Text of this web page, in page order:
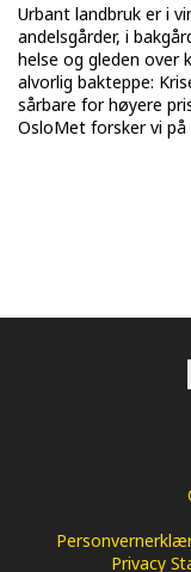
Urbant landbruk er i
andelsgårder, i
helse og gleden
alvorlig bakteppe:
sårbare for høyere
OsloMet forsker vi
Privacy